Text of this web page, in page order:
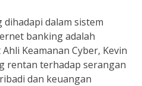
dalam sistem
banking adalah
Keamanan Cyber, Kevin
rentan terhadap serangan
dan keuangan